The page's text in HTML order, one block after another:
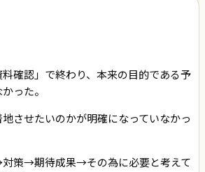
確認」で終わり、本来の目的である予
った。
させたいのかが明確になっていなかっ
策→期待成果→その為に必要と考えて